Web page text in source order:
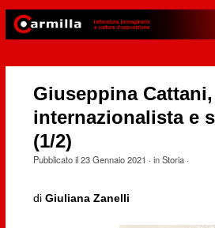
Giuseppina Cattani,
internazionalista e
(1/2)
Pubblicato il23 Gennaio 2021 · inStoria·
di Giuliana Zanelli